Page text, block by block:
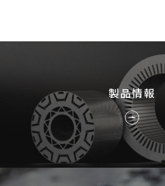
JP EN
お問い合わせ
製品情報